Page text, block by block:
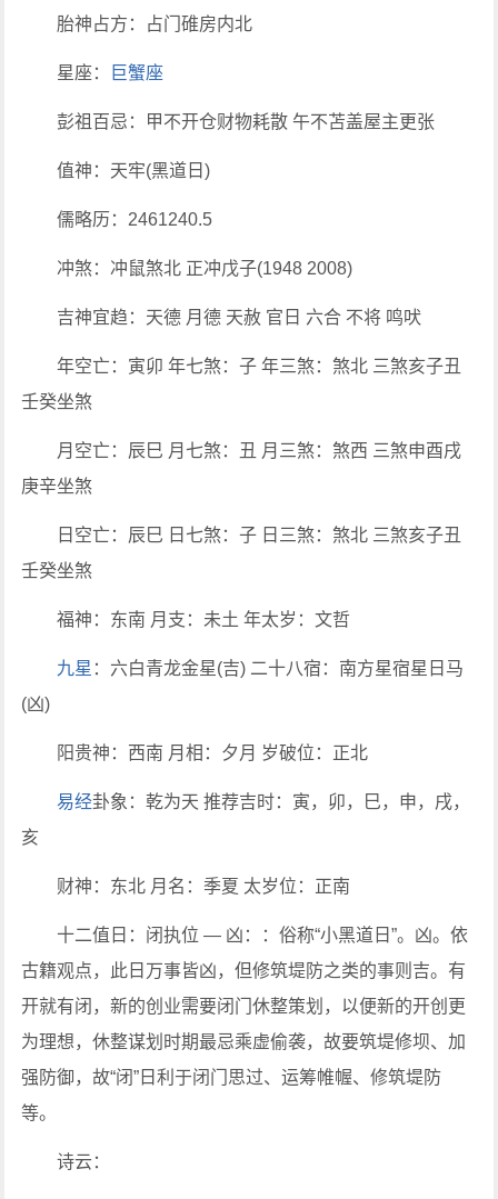
胎神占方：占门碓房内北
星座： 巨蟹座
彭祖百忌：甲不开仓财物耗散 午不苫盖屋主更张
值神：天牢(黑道日)
儒略历：2461240.5
冲煞：冲鼠煞北 正冲戊子(1948 2008)
吉神宜趋：天德 月德 天赦 官日 六合 不将 鸣吠
年空亡：寅卯 年七煞：子 年三煞：煞北 三煞亥子丑
壬癸坐煞
月空亡：辰巳 月七煞：丑 月三煞：煞西 三煞申酉戌
庚辛坐煞
日空亡：辰巳 日七煞：子 日三煞：煞北 三煞亥子丑
壬癸坐煞
福神：东南 月支：未土 年太岁：文哲
九星 ：六白青龙金星(吉) 二十八宿：南方星宿星日马
(凶)
阳贵神：西南 月相：夕月 岁破位：正北
易经卦象：乾为天 推荐吉时：寅，卯，巳，申，戌，
亥
财神：东北 月名：季夏 太岁位：正南
十二值日：闭执位 — 凶：：俗称“小黑道日”。凶。依
古籍观点，此日万事皆凶，但修筑堤防之类的事则吉。有
开就有闭，新的创业需要闭门休整策划，以便新的开创更
为理想，休整谋划时期最忌乘虚偷袭，故要筑堤修坝、加
强防御，故“闭”日利于闭门思过、运筹帷幄、修筑堤防
等。
诗云：